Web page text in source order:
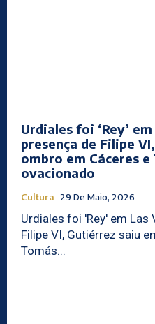
Urdiales foi ‘Rey’
presença de Filipe
ombro em Cáceres
ovacionado
Cultura 29 De Maio, 2026
Urdiales foi 'Rey' em Las
Filipe VI, Gutiérrez saiu
Tomás...